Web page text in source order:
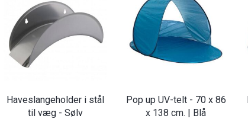
Haveslangeholder i stål
til væg - Sølv
Pop up UV-telt - 70 x 86
x 138 cm. | Blå